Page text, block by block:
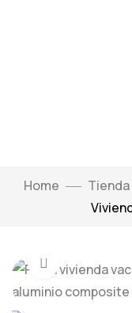
Home Tienda
Click to enlarge